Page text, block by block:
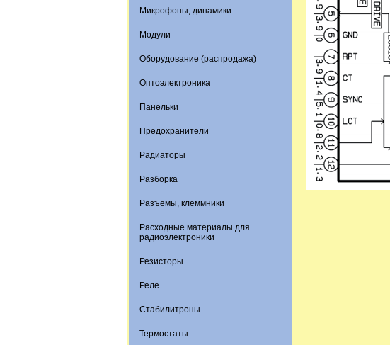
Микрофоны, динамики
Модули
Оборудование (распродажа)
Оптоэлектроника
Панельки
Предохранители
Радиаторы
Разборка
Разъемы, клеммники
Расходные материалы для
радиоэлектроники
Резисторы
Реле
Стабилитроны
Термостаты